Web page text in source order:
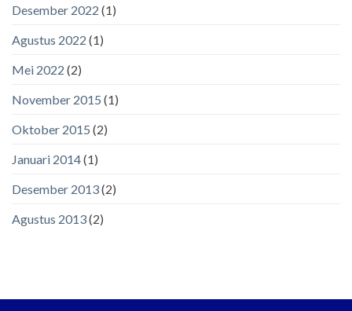
Desember 2022 (1)
Agustus 2022 (1)
Mei 2022 (2)
November 2015 (1)
Oktober 2015 (2)
Januari 2014(1)
Desember 2013(2)
Agustus 2013(2)